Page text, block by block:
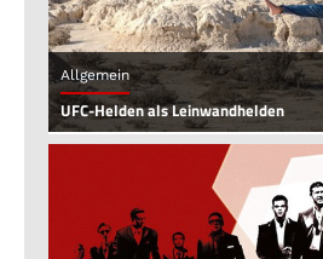
Allgemein
UFC-Helden als Leinwandhelden